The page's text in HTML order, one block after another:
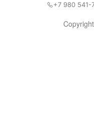
+7 980 541-